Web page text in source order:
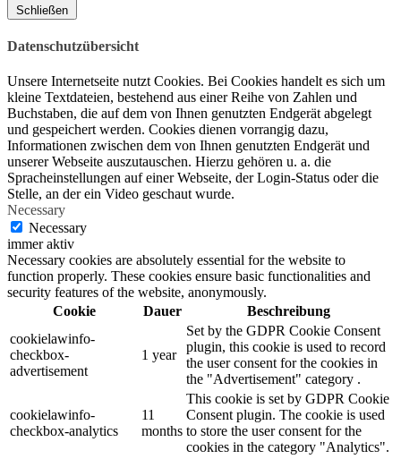
Schließen
Datenschutzübersicht
Unsere Internetseite nutzt Cookies. Bei Cookies handelt es sich um
kleine Textdateien, bestehend aus einer Reihe von Zahlen und
Buchstaben, die auf dem von Ihnen genutzten Endgerät abgelegt
und gespeichert werden. Cookies dienen vorrangig dazu,
Informationen zwischen dem von Ihnen genutzten Endgerät und
unserer Webseite auszutauschen. Hierzu gehören u. a. die
Spracheinstellungen auf einer Webseite, der Login-Status oder die
Stelle, an der ein Video geschaut wurde.
Necessary
Necessary
immer aktiv
Necessary cookies are absolutely essential for the website to
function properly. These cookies ensure basic functionalities and
security features of the website, anonymously.
Cookie
Dauer
Beschreibung
cookielawinfo-
checkbox-
advertisement
1 year
Set by the GDPR Cookie Consent
plugin, this cookie is used to record
the user consent for the cookies in
the "Advertisement" category .
cookielawinfo-
checkbox-analytics
11
months
This cookie is set by GDPR Cookie
Consent plugin. The cookie is used
to store the user consent for the
cookies in the category "Analytics".